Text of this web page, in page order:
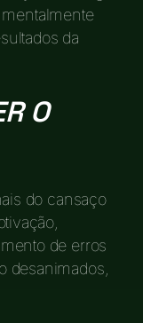
da
O
do cansaço
de erros
desanimados,